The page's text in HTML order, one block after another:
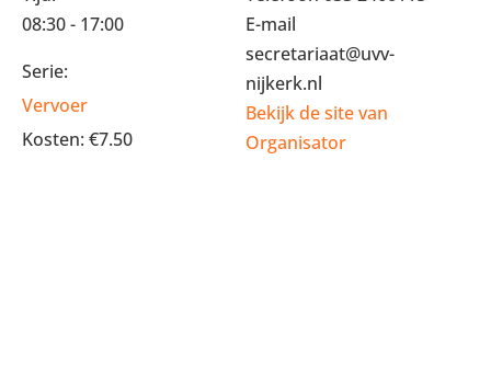
08:30 - 17:00
Serie:
Vervoer
Kosten: €7.50
E-mail
secretariaat@uvv-
nijkerk.nl
Bekijk de site van
Organisator